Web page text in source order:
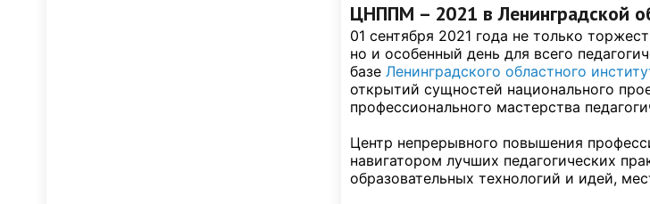
ЦНППМ – 2021 в Ленинградской
01 сентября 2021 года не только
но и особенный день для всего
базе Ленинградского областного
открытий сущностей национального
профессионального мастерства
Центр непрерывного повышения
навигатором лучших педагогических
образовательных технологий и идей,